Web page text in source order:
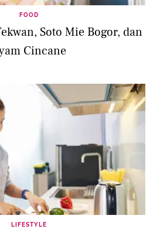
FOOD
Soto Mie Bogor, dan
Cincane
LIFESTYLE